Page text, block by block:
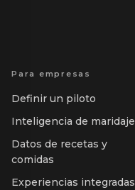
Para empresas
Definir un piloto
Inteligencia de maridaje
Datos de recetas y
comidas
Experiencias integradas